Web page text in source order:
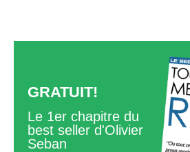
GRATUIT!
Le 1er chapitre du
best seller d'Olivier
Seban